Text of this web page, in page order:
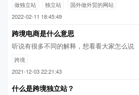
做独立站 独立站
国外做外贸的网站
2022-02-11 18:45:49
跨境电商是什么意思
听说有很多不同的解释，想看看大家怎么说
跨境
2021-12-03 22:21:43
什么是跨境独立站？